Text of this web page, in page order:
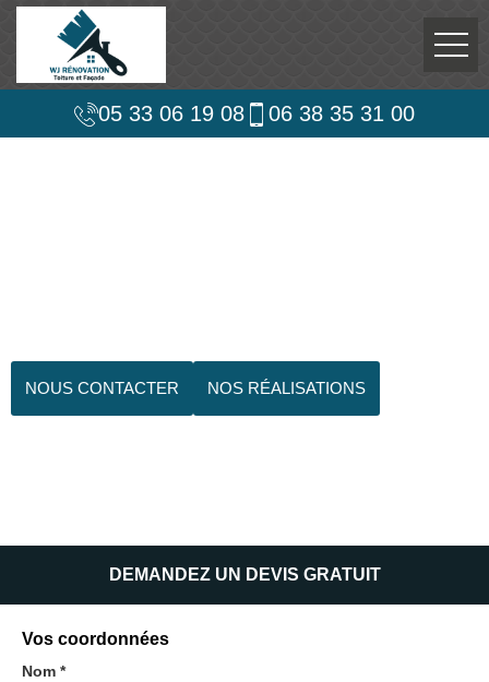
05 33 06 19 08 06 38 35 31 00
NOUS CONTACTER NOS RÉALISATIONS
DEMANDEZ UN DEVIS GRATUIT
Vos coordonnées
Nom *